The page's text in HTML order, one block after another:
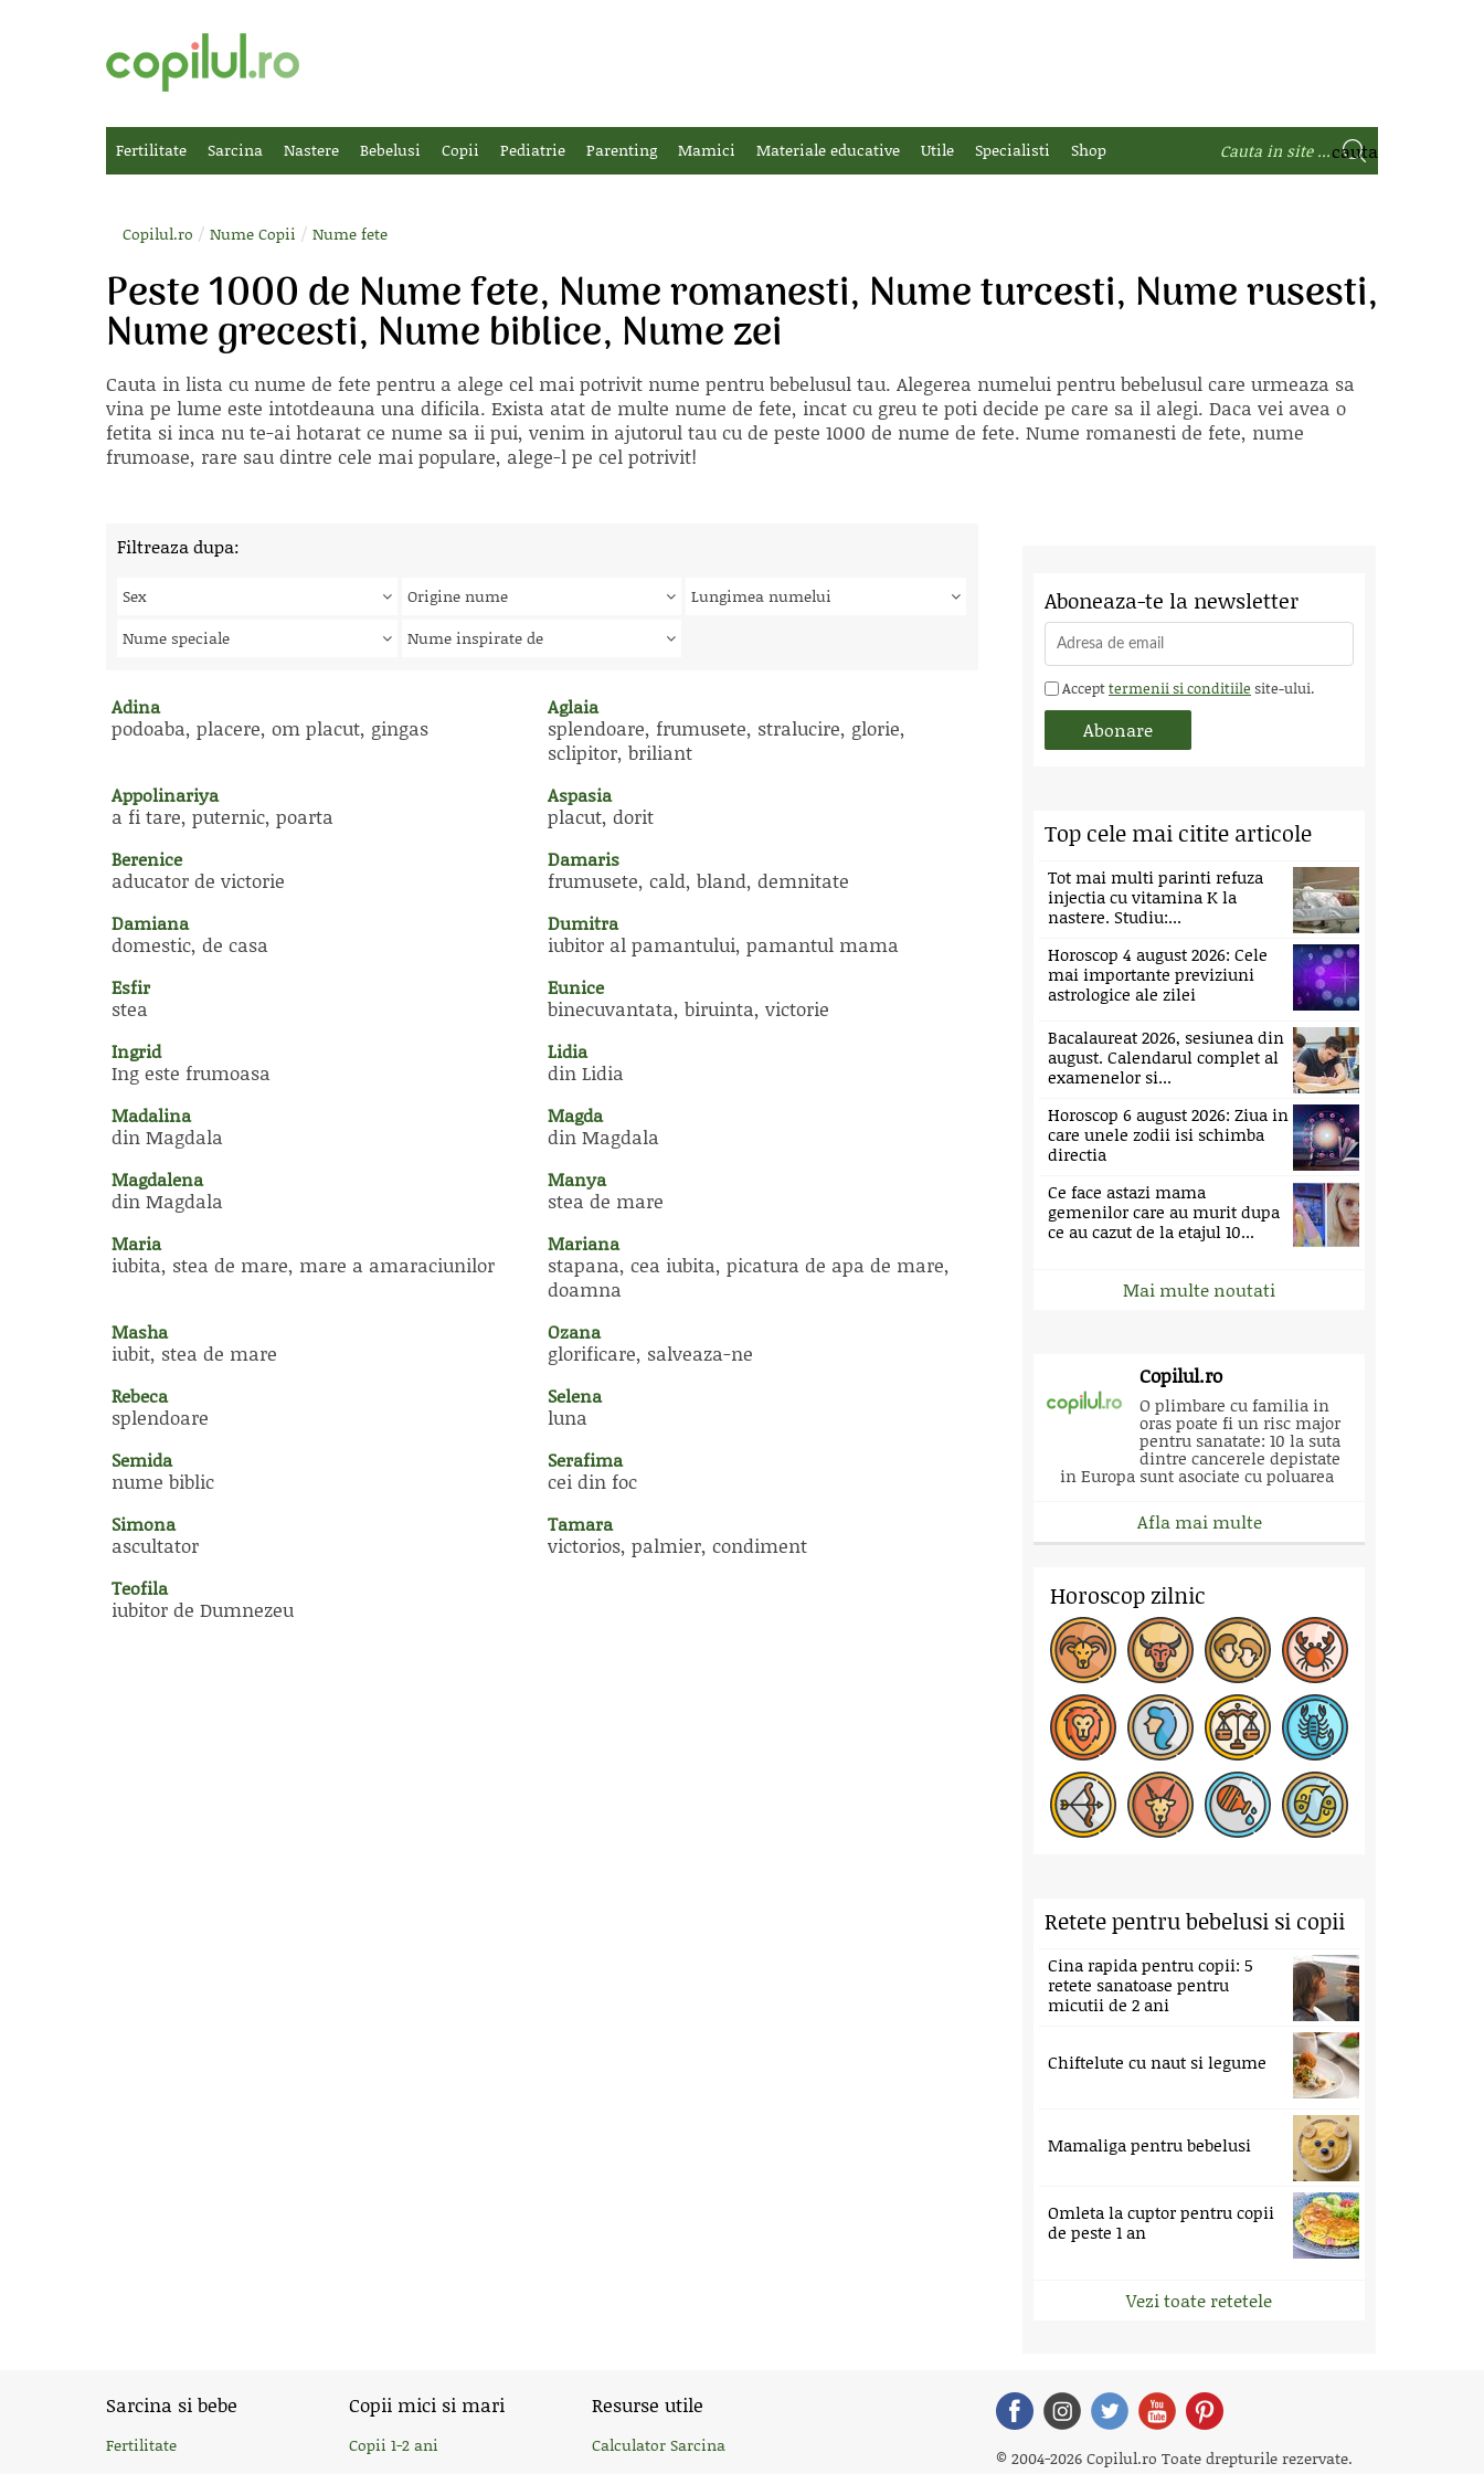
Fertilitate Sarcina Nastere Bebelusi Copii Pediatrie Parenting Mamici Materiale educative Utile Specialisti Shop
Copilul.ro / Nume Copii / Nume fete
Peste 1000 de Nume fete, Nume romanesti, Nume turcesti, Nume rusesti,
Nume grecesti, Nume biblice, Nume zei
Cauta in lista cu nume de fete pentru a alege cel mai potrivit nume pentru bebelusul tau. Alegerea numelui pentru bebelusul care urmeaza sa
vina pe lume este intotdeauna una dificila. Exista atat de multe nume de fete, incat cu greu te poti decide pe care sa il alegi. Daca vei avea o
fetita si inca nu te-ai hotarat ce nume sa ii pui, venim in ajutorul tau cu de peste 1000 de nume de fete. Nume romanesti de fete, nume
frumoase, rare sau dintre cele mai populare, alege-l pe cel potrivit!
Filtreaza dupa:
Sex Origine nume
Lungimea numelui
Nume speciale
Nume inspirate de
Adina
podoaba, placere, om placut, gingas
Aglaia
splendoare, frumusete, stralucire, glorie,
sclipitor, briliant
Appolinariya
a fi tare, puternic, poarta
Aspasia
placut, dorit
Berenice
aducator de victorie
Damaris
frumusete, cald, bland, demnitate
Damiana
domestic, de casa
Dumitra
iubitor al pamantului, pamantul mama
Esfir
stea
Eunice
binecuvantata, biruinta, victorie
Ingrid
Ing este frumoasa
Lidia
din Lidia
Madalina
din Magdala
Magda
din Magdala
Magdalena
din Magdala
Manya
stea de mare
Maria
iubita, stea de mare, mare a amaraciunilor
Mariana
stapana, cea iubita, picatura de apa de mare,
doamna
Masha
iubit, stea de mare
Ozana
glorificare, salveaza-ne
Rebeca
splendoare
Selena
luna
Semida
nume biblic
Serafima
cei din foc
Simona
ascultator
Tamara
victorios, palmier, condiment
Teofila
iubitor de Dumnezeu
Aboneaza-te la newsletter
Accepttermenii si conditiile site-ului.
Top cele mai citite articole
Tot mai multi parinti refuza
injectia cu vitamina K la
nastere. Studiu:...
Horoscop 4 august 2026: Cele
mai importante previziuni
astrologice ale zilei
Bacalaureat 2026, sesiunea din
august. Calendarul complet al
examenelor si...
Horoscop 6 august 2026: Ziua in
care unele zodii isi schimba
directia
Ce face astazi mama
gemenilor care au murit dupa
ce au cazut de la etajul 10...
Mai multe noutati
Copilul.ro
O plimbare cu familia in
oras poate fi un risc major
pentru sanatate: 10 la suta
dintre cancerele depistate
in Europa sunt asociate cu poluarea
Afla mai multe
Horoscop zilnic
Retete pentru bebelusi si copii
Cina rapida pentru copii: 5
retete sanatoase pentru
micutii de 2 ani
Chiftelute cu naut si legume
Mamaliga pentru bebelusi
Omleta la cuptor pentru copii
de peste 1 an
Vezi toate retetele
Sarcina si bebe
Fertilitate
Copii mici si mari
Copii 1-2 ani
Resurse utile
Calculator Sarcina
© 2004-2026 Copilul.ro Toate drepturile rezervate.